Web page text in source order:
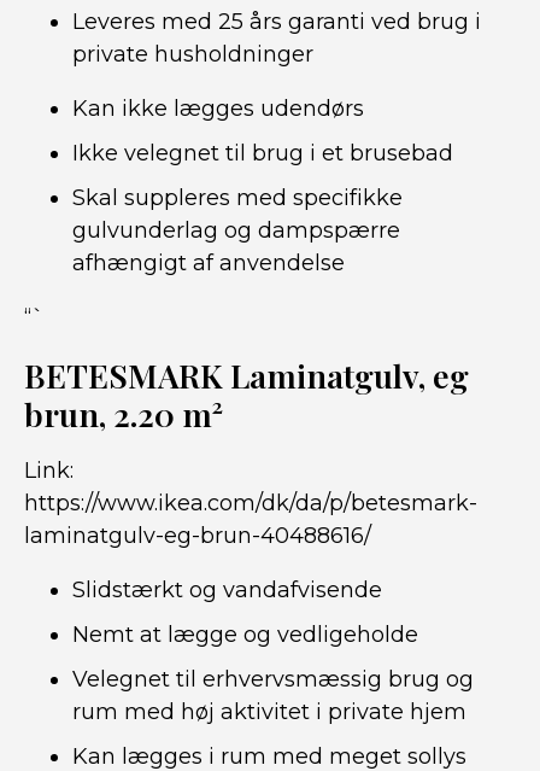
Leveres med 25 års garanti ved brug i
private husholdninger
Kan ikke lægges udendørs
Ikke velegnet til brug i et brusebad
Skal suppleres med specifikke
gulvunderlag og dampspærre
afhængigt af anvendelse
“`
BETESMARK Laminatgulv, eg
brun, 2.20 m²
Link:
https://www.ikea.com/dk/da/p/betesmark-
laminatgulv-eg-brun-40488616/
Slidstærkt og vandafvisende
Nemt at lægge og vedligeholde
Velegnet til erhvervsmæssig brug og
rum med høj aktivitet i private hjem
Kan lægges i rum med meget sollys